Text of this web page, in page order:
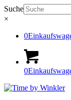
Suche
×
0
0